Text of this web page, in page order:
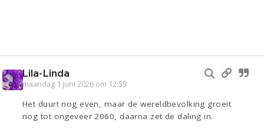
Lila-Linda
maandag 1 juni 2026 om 12:59
Het duurt nog even, maar de wereldbevolking groeit
nog tot ongeveer 2060, daarna zet de daling in.